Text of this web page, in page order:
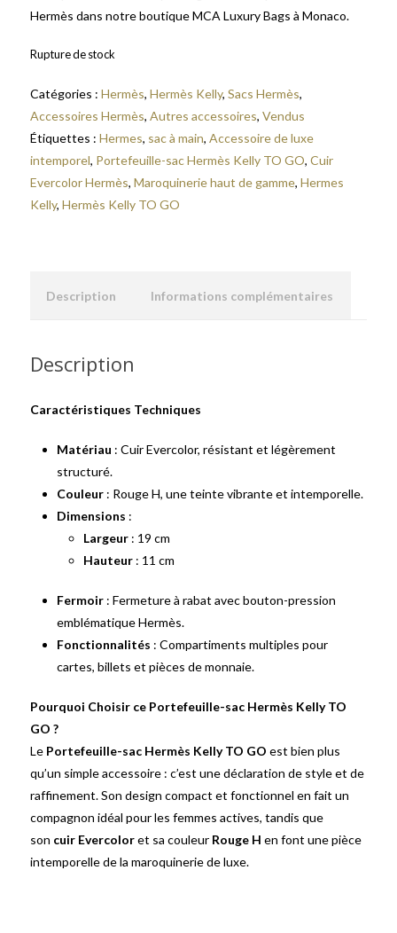
Hermès dans notre boutique MCA Luxury Bags à Monaco.
Rupture de stock
Catégories : Hermès, Hermès Kelly, Sacs Hermès,
Accessoires Hermès, Autres accessoires, Vendus
Étiquettes : Hermes, sac à main, Accessoire de luxe
intemporel, Portefeuille-sac Hermès Kelly TO GO, Cuir
Evercolor Hermès, Maroquinerie haut de gamme, Hermes
Kelly, Hermès Kelly TO GO
Description Informations complémentaires
Description
Caractéristiques Techniques
Matériau : Cuir Evercolor, résistant et légèrement
structuré.
Couleur : Rouge H, une teinte vibrante et intemporelle.
Dimensions :
Largeur : 19 cm
Hauteur : 11 cm
Fermoir : Fermeture à rabat avec bouton-pression
emblématique Hermès.
Fonctionnalités : Compartiments multiples pour
cartes, billets et pièces de monnaie.
Pourquoi Choisir ce Portefeuille-sac Hermès Kelly TO
GO ?
Le Portefeuille-sac Hermès Kelly TO GO est bien plus
qu’un simple accessoire : c’est une déclaration de style et de
raffinement. Son design compact et fonctionnel en fait un
compagnon idéal pour les femmes actives, tandis que
son cuir Evercoloret sa couleur Rouge H en font une pièce
intemporelle de la maroquinerie de luxe.